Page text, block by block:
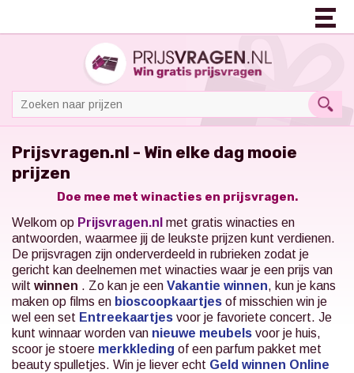
Prijsvragen.nl - Win elke dag mooie
prijzen
Doe mee met winacties en prijsvragen.
Welkom op Prijsvragen.nl met gratis winacties en
antwoorden, waarmee jij de leukste prijzen kunt verdienen.
De prijsvragen zijn onderverdeeld in rubrieken zodat je
gericht kan deelnemen met winacties waar je een prijs van
wilt winnen . Zo kan je een Vakantie winnen, kun je kans
maken op films en bioscoopkaartjes of misschien win je
wel een set Entreekaartjes voor je favoriete concert. Je
kunt winnaar worden van nieuwe meubels voor je huis,
scoor je stoere merkkleding of een parfum pakket met
beauty spulletjes. Win je liever echt Geld winnen Online